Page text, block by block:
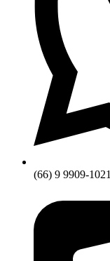
(66) 9 9909-1021